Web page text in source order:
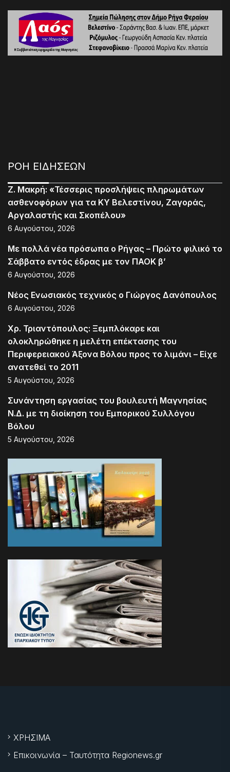
ΡΟΗ ΕΙΔΗΣΕΩΝ
Ζ. Μακρή: «Τέσσερις προσλήψεις πληρωμάτων
ασθενοφόρων για τα ΚΥ Βελεστίνου, Ζαγοράς,
Αργαλαστής και Σκοπέλου»
6 Αυγούστου, 2026
Με πολλά νέα πρόσωπα ο Ρήγας – Πρώτο φιλικό το
Σάββατο εντός έδρας με τον ΠΑΟΚ β’
6 Αυγούστου, 2026
Νέος Ενωσιακός τεχνικός ο Γιώργος Δανόπουλος
6 Αυγούστου, 2026
Χρ. Τριαντόπουλος: Ξεμπλόκαρε και
ολοκληρώθηκε η μελέτη επέκτασης του
Περιφερειακού Άξονα Βόλου προς το λιμάνι – Είχε
ανατεθεί το 2011
5 Αυγούστου, 2026
Συνάντηση εργασίας του βουλευτή Μαγνησίας
Ν.Δ. με τη διοίκηση του Εμπορικού Συλλόγου
Βόλου
5 Αυγούστου, 2026
ΧΡΗΣΙΜΑ
Επικοινωνία – Ταυτότητα Regionews.gr